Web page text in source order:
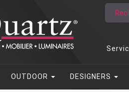
OUTDOOR DESIGNERS